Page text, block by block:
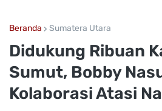
Beranda Sumatera Utara
Didukung Ribuan
Sumut, Bobby
Kolaborasi Atasi